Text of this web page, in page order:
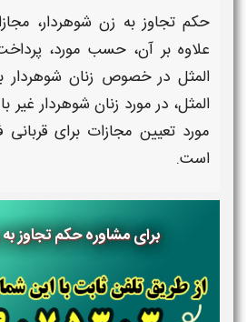
حکم تجاوز به زن شوهردار،
علاوه بر آن، حسب مورد،
المثل در خصوص زنان شوهردار
المثل، در مورد زنان شوهردار غیر
مورد تعیین مجازات برای
است.
برای مشاوره حکم تجاوز